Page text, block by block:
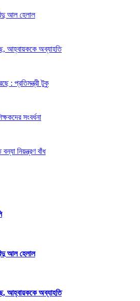
আল হেলাল
আহ্বায়ককে অব্যাহতি
: প্রতিমন্ত্রী টুকু
সংবর্ধনা
নিয়ন্ত্রণ বাঁধ
আল হেলাল
আহ্বায়ককে অব্যাহতি